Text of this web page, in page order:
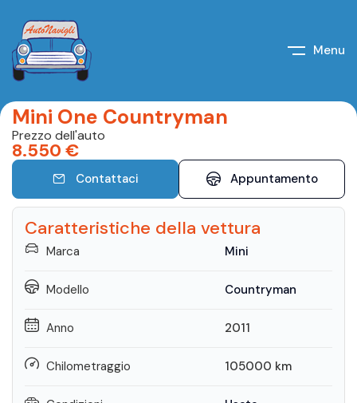
Menu
Mini One Countryman
Prezzo dell'auto
8.550 €
Contattaci Appuntamento
Caratteristiche della vettura
Marca Mini
Modello Countryman
Anno 2011
Chilometraggio 105000 km